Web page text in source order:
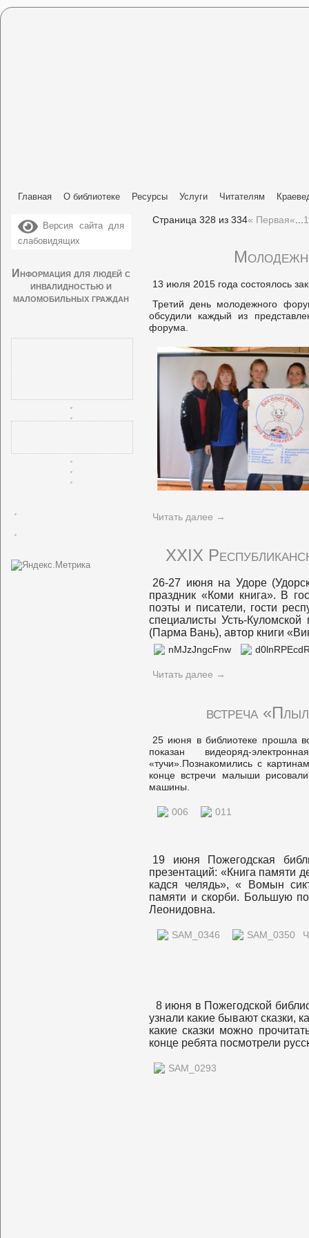
Главная О библиотеке Ресурсы Услуги Читателям
Версия сайта для
слабовидящих
Информация для людей с
инвалидностью и
маломобильных граждан
Страница 328 из 334« Первая«
13 июля 2015 года состоялось
Третий день молодежного
обсудили каждый из
форума.
Читать далее →
XXIX
26-27 июня на Удоре
праздник «Коми книга». В
поэты и писатели, гости
специалисты Усть-
(Парма Вань), автор книги
Читать далее →
встреча
25 июня в библиотеке прошла
показан видеоряд-
«тучи».Познакомились с
конце встречи малыши
машины.
19 июня Пожегодская
презентаций: «Книга памяти
кадся челядь», « Вомын
памяти и скорби. Большую
Леонидовна.
8 июня в Пожегодской
узнали какие бывают сказки,
какие сказки можно
конце ребята посмотрели